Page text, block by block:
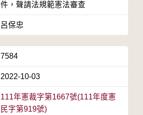
件，聲請法規範憲法審查
呂保忠
7584
2022-10-03
111年憲裁字第1667號(111年度憲
民字第919號)